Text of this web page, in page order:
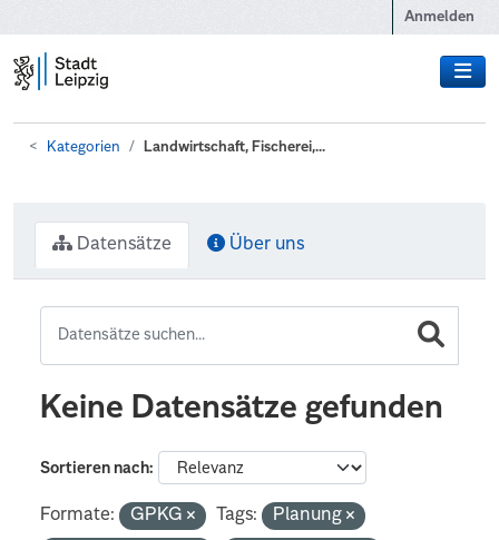
Anmelden
Kategorien Landwirtschaft, Fischerei,...
Datensätze Über uns
Keine Datensätze gefunden
Sortieren nach
Formate: GPKG Tags:
Planung